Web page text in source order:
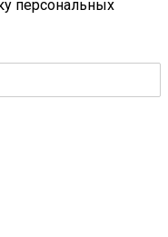
персональных